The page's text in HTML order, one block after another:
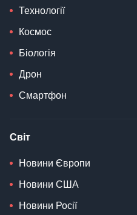
Технології
Космос
Біологія
Дрон
Смартфон
Світ
Новини Європи
Новини США
Новини Росії